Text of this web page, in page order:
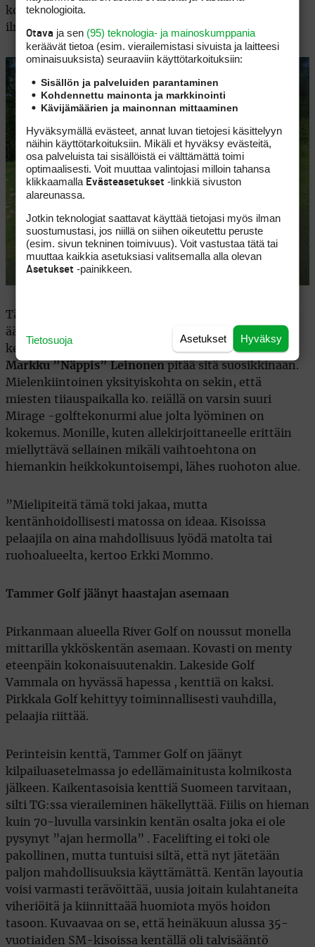
kohtuullisen tasainen, bunkkerit väylän juhlavaan
ilmeeseen verrattuna vaatimattomia.
Tämä reikä valittiin Golf Digestin syksyn
äänestyksessä Dream18-kenttään. Kun kentällä on
kerran käynyt, ymmärtää täysin syyn, miksi mm.
Markku ”Näppis” Leinonen pitää sitä suosikkinaan.
Mielenkiintoinen yksityiskohta on sekin, että
miesten tiiauspaikalla ko. reiällä on varsin suuri
Mirage -golftekonurmi alue jolta lyöminen on
kokemus. Monille, kuten allekirjoittaneelle erittäin
miellyttävä sellainen mikäli vaihtoehtona on
hiemankin heikkokuntoisempi, lähes ruohoton alue.
”Mielipiteitä tämä toki jakaa, mutta
kentänhoidollisesti matossa on ideaa. Kisoissa
pelaajila on aina mahdollisuus lyödä matolta tai
ruohoalueelta, kertoo Erkki Mommo.
Tammer Golf jäänyt haastajan asemaan
Pirkanmaan alueella River Golf on noussut monella
mittarilla ykköskentän asemaan. Kovasti on menty
eteenpäin kokonaisuutenakin. Lakeside Golf
Vammala on hyvässä hapessa , kenttiä on kaksi.
Pirkkala Golf kehittyy toiminnallisesti vauhdilla,
pelaajia riittää.
Perinteisin kenttä, Tammer Golf on jäänyt
kilpailuasetelmassa jo edellämainitusta kolmikosta
jälkeen. Kaikentasoisia kenttiä Suomeen tarvitaan,
silti TG:ssa vieraileminen häkellyttää. Fiilis on hieman
kuin 70-luvulla varsinkin kentän osalta joka ei ole
pysynyt ”ajan hermolla” . Facelifting ei toki ole
pakollinen, mutta tuntuisi siltä, että nyt jätetään
paljon mahdollisuuksia käyttämättä. Kentän layoutia
voisi varmasti terävöittää, uusia joitain kulahtaneita
viheriöitä ja kiinnittaää huomiota myös hoidon
tasoon. Kuvaavaa on se, että heinäkuun alussa 35-
vuotiaiden SM-kisoissa kentällä oli talvisääntö
teknologioita.
Otava ja sen (95) teknologia- ja mainoskumppania
keräävät tietoa (esim. vierailemis­tasi sivuista ja laitteesi
ominaisuuk­sista) seuraaviin käyttötarkoituksiin:
Sisällön ja palveluiden parantaminen
Kohdennettu mainonta ja markkinointi
Kävijämäärien ja mainonnan mittaaminen
Hyväksymällä evästeet, annat luvan tietojesi käsittelyyn
näihin käyttötarkoituksiin. Mikäli et hyväksy evästeitä,
osa palveluista tai sisällöistä ei välttämättä toimi
optimaalisesti. Voit muuttaa valintojasi milloin tahansa
klikkaamalla Evästeasetukset -linkkiä sivuston
alareunassa.
Jotkin teknologiat saattavat käyttää tietojasi myös ilman
suostumustasi, jos niillä on siihen oikeutettu peruste
(esim. sivun tekninen toimivuus). Voit vastustaa tätä tai
muuttaa kaikkia asetuksiasi valitsemalla alla olevan
Asetukset -painikkeen.
Hyväksy
Asetukset
Tietosuoja